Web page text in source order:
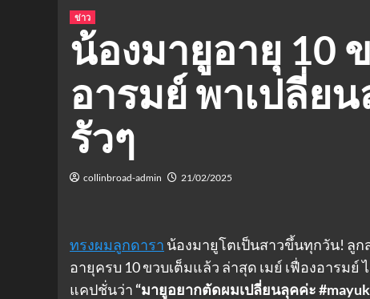
ข่าว
น้องมายูอายุ 10
อารมย์ พาเปลี่ย
รัวๆ
collinbroad-admin 21/02/2025
ทรงผมลูกดารา น้องมายูโตเป็นสาวขึ้นทุกวัน! ลูก
อายุครบ 10 ขวบเต็มแล้ว ล่าสุด เมย์ เฟื่องอารม
แคปชั่นว่า “มายูอยากตัดผมเปลี่ยนลุคค่ะ